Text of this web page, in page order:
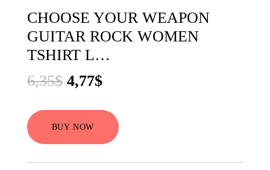
CHOOSE YOUR WEAPON
GUITAR ROCK WOMEN
TSHIRT L…
6,35$ El
original
era:
4,77$El
actual
es:
BUY NOW